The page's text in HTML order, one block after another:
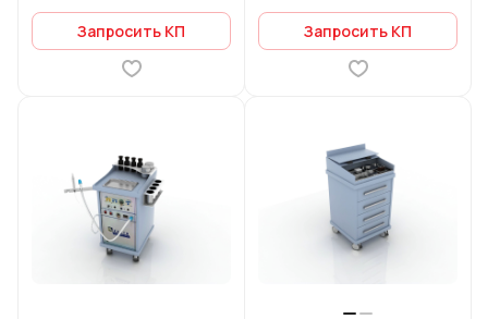
Запросить КП Запросить КП